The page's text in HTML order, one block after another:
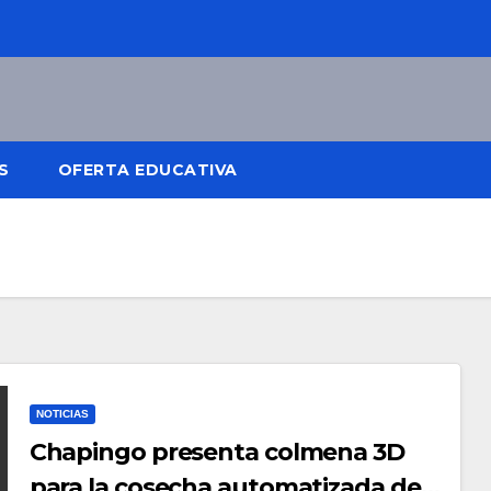
OFERTA EDUCATIVA
NOTICIAS
Chapingo presenta colmena 3D